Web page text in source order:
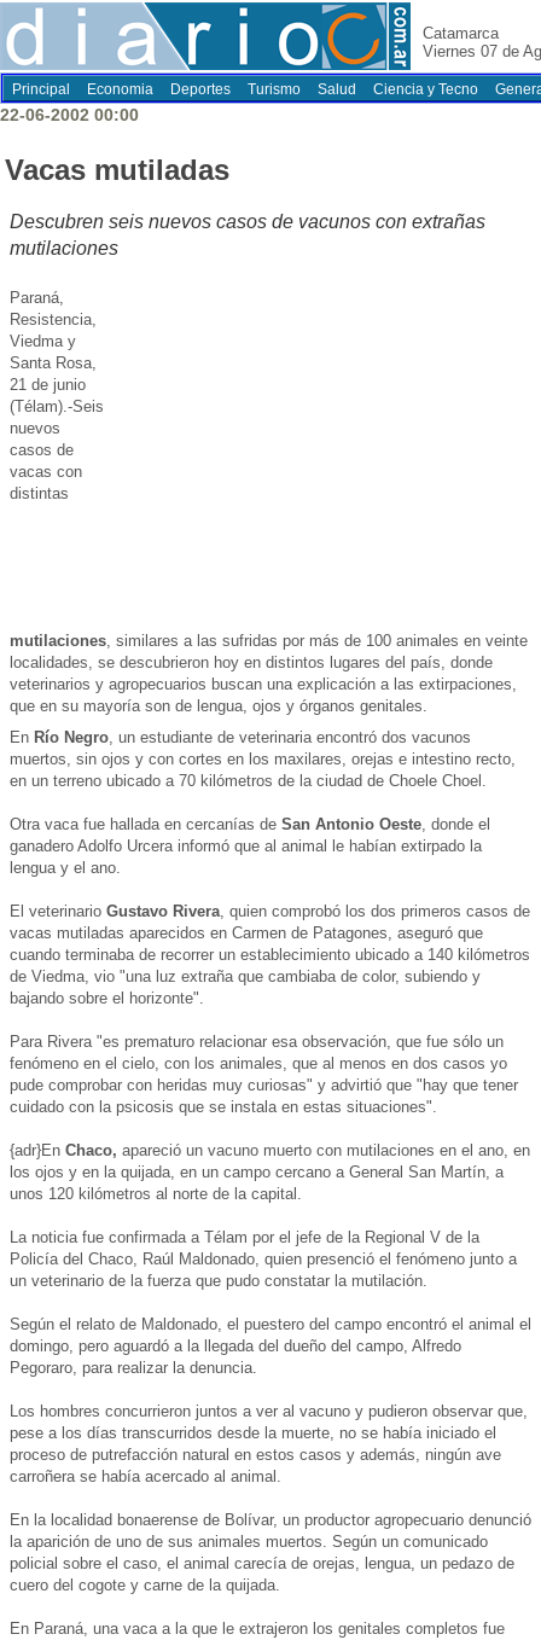
Catamarca
Viernes 07 de
Principal Economia Deportes Turismo Salud Ciencia y Tecno
22-06-2002 00:00
Vacas mutiladas
Descubren seis nuevos casos de vacunos con extrañas
mutilaciones
Paraná,
Resistencia,
Viedma y
Santa Rosa,
21 de junio
(Télam).-Seis
nuevos
casos de
vacas con
distintas
mutilaciones, similares a las sufridas por más de 100 animales en veinte
localidades, se descubrieron hoy en distintos lugares del país, donde
veterinarios y agropecuarios buscan una explicación a las extirpaciones,
que en su mayoría son de lengua, ojos y órganos genitales.
En Río Negro, un estudiante de veterinaria encontró dos vacunos
muertos, sin ojos y con cortes en los maxilares, orejas e intestino recto,
en un terreno ubicado a 70 kilómetros de la ciudad de Choele Choel.
Otra vaca fue hallada en cercanías de San Antonio Oeste, donde el
ganadero Adolfo Urcera informó que al animal le habían extirpado la
lengua y el ano.
El veterinario Gustavo Rivera, quien comprobó los dos primeros casos de
vacas mutiladas aparecidos en Carmen de Patagones, aseguró que
cuando terminaba de recorrer un establecimiento ubicado a 140 kilómetros
de Viedma, vio "una luz extraña que cambiaba de color, subiendo y
bajando sobre el horizonte".
Para Rivera "es prematuro relacionar esa observación, que fue sólo un
fenómeno en el cielo, con los animales, que al menos en dos casos yo
pude comprobar con heridas muy curiosas" y advirtió que "hay que tener
cuidado con la psicosis que se instala en estas situaciones".
{adr}En Chaco, apareció un vacuno muerto con mutilaciones en el ano, en
los ojos y en la quijada, en un campo cercano a General San Martín, a
unos 120 kilómetros al norte de la capital.
La noticia fue confirmada a Télam por el jefe de la Regional V de la
Policía del Chaco, Raúl Maldonado, quien presenció el fenómeno junto a
un veterinario de la fuerza que pudo constatar la mutilación.
Según el relato de Maldonado, el puestero del campo encontró el animal el
domingo, pero aguardó a la llegada del dueño del campo, Alfredo
Pegoraro, para realizar la denuncia.
Los hombres concurrieron juntos a ver al vacuno y pudieron observar que,
pese a los días transcurridos desde la muerte, no se había iniciado el
proceso de putrefacción natural en estos casos y además, ningún ave
carroñera se había acercado al animal.
En la localidad bonaerense de Bolívar, un productor agropecuario denunció
la aparición de uno de sus animales muertos. Según un comunicado
policial sobre el caso, el animal carecía de orejas, lengua, un pedazo de
cuero del cogote y carne de la quijada.
En Paraná, una vaca a la que le extrajeron los genitales completos fue